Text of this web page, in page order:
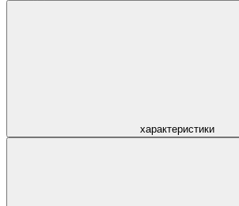
характеристики